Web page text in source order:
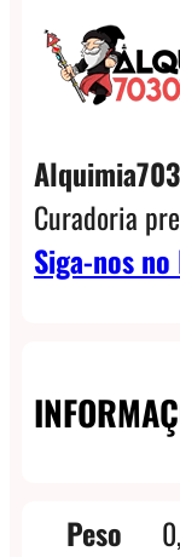
Curadoria
Siga-nos
Peso